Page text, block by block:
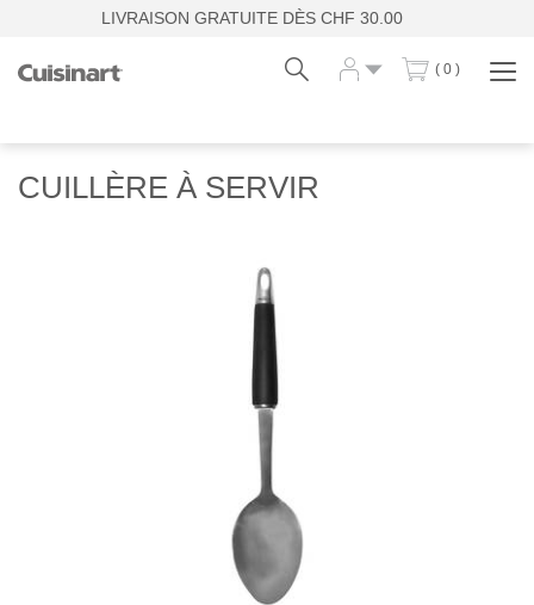
LIVRAISON GRATUITE DÈS CHF 30.00
( 0 )
CUILLÈRE À SERVIR